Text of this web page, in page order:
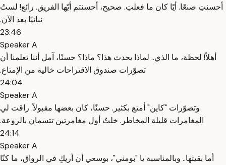
‫أحسنتِ صنعًا. ‫أيًا كان ما فعلتِ. ‫صحيح، ‫أحسنتم أيّها الفريق. ‫رائع! ‫لستُ
نباتيًا بعد الآن.
23:46
Speaker A
‫أهلاً! ‫لحظة، ما الذي.. ‫لماذا يحدث هذا؟ ‫ماذا؟ ‫حسنًا، آمل أننا تعلمنا أن
‫تصوّرات صندوق الاقتراحات خالية من الإمتاع.
24:04
Speaker A
‫وتصوّرات "كاين" أمتع بكثير. ‫حسنًا، كان بعضها مقبولاً. ‫راقت لي
المغامرات قليلة المخاطر. ‫خلتُ أول مغامرتين تتسمان بالروعة.
24:14
Speaker A
‫أما بقيتها.. ‫وبالمناسبة يا "بومني"، ‫بوسعي أن أريكِ في الرواق، ‫ما كنّا